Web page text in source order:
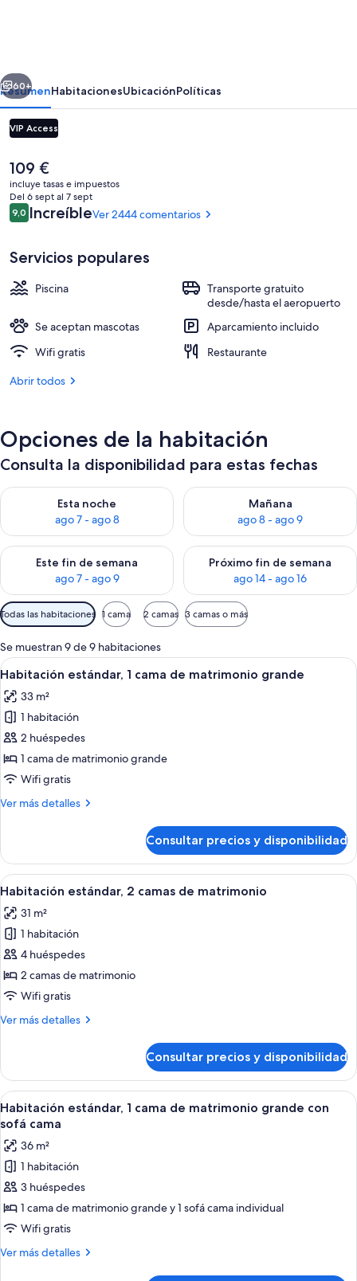
Hotel
Siguiente
60+
ResumenHabitacionesUbicaciónPolíticas
VIP Access
El
precio
actual
es
de
109 €
incluye tasas e impuestos
Del 6 sept al 7 sept
Comentarios
9,09,0 de 10
IncreíbleVer 2444 comentarios
Servicios populares
Piscina
Transporte gratuito
desde/hasta el aeropuerto
Se aceptan mascotas
Aparcamiento incluido
Wifi gratis
Restaurante
Abrir todos
Opciones de la habitación
Consulta la disponibilidad para estas fechas
Esta noche
ago 7 - ago 8
Consulta la disponibilidad para esta noche, ago 7 - ago 8
Mañana
ago 8 - ago 9
Consulta la disponibilidad
Este fin de semana
ago 7 - ago 9
Consulta la disponibilidad para este fin de semana, ago 7 -
Próximo fin de semana
ago 14 - ago 16
Consulta la disponibilidad
Filtros
disponibles
para
las
habitaciones
Todas las habitaciones 1 cama 2 camas 3 camas o más
Se muestran 9 de 9 habitaciones
Abrir
todas
las
fotos
de
Habitación
estándar,
cama
grande
Habitación de hotel con una cama,
6
Habitación estándar, 1 cama de matrimonio grande
33 m²
1 habitación
2 huéspedes
1 cama de matrimonio grande
Wifi gratis
Ver más detalles
Más
estándar,
cama
matrimonio
grande
Consultar precios y disponibilidad
Abrir
todas
las
fotos
de
Habitación
estándar,
camas
Habitación de hotel con dos camas,
4
Habitación estándar, 2 camas de matrimonio
31 m²
1 habitación
4 huéspedes
2 camas de matrimonio
Wifi gratis
Ver más detalles
Más
estándar,
camas
de
Consultar precios y disponibilidad
Abrir
todas
las
fotos
de
Habitación
estándar,
1
cama
Una habitación de hotel con una
6
Habitación estándar, 1 cama de matrimonio grande con
sofá cama
36 m²
1 habitación
3 huéspedes
1 cama de matrimonio grande y 1 sofá cama individual
Wifi gratis
Ver más detalles
Más